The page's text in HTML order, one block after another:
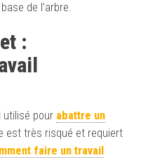
de l’arbre.
:
utilisé pour abattre un
est très risqué et requiert
faire un travail